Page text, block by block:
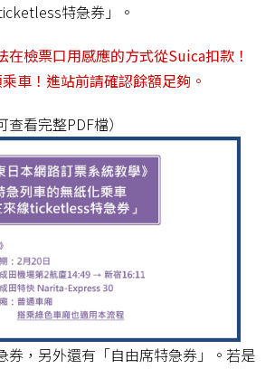
特急券」。
在檢票口用感應的方式從Suica扣款！
車！進站前請確認餘額足夠。
看完整PDF檔）
，另外還有「自由席特急券」。若是